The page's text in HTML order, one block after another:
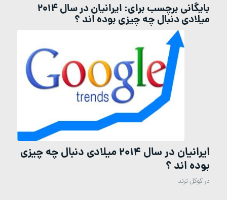
بایگانی برچسب برای: ایرانیان در سال 2014
میلادی دنبال چه چیزی بوده اند ؟
ایرانیان در سال 2014 میلادی دنبال چه چیزی
بوده اند ؟
در گوگل ترند